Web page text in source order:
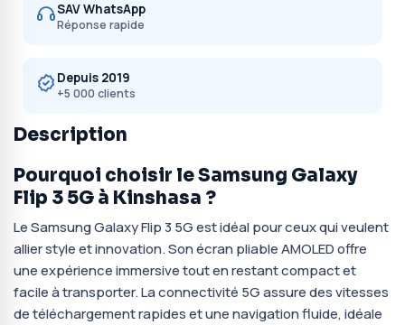
SAV WhatsApp
Réponse rapide
Depuis 2019
+5 000 clients
Description
Pourquoi choisir le Samsung Galaxy
Flip 3 5G à Kinshasa ?
Le Samsung Galaxy Flip 3 5G est idéal pour ceux qui veulent
allier style et innovation. Son écran pliable AMOLED offre
une expérience immersive tout en restant compact et
facile à transporter. La connectivité 5G assure des vitesses
de téléchargement rapides et une navigation fluide, idéale